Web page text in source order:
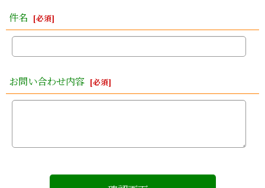
件名 [必須]
お問い合わせ内容 [必須]